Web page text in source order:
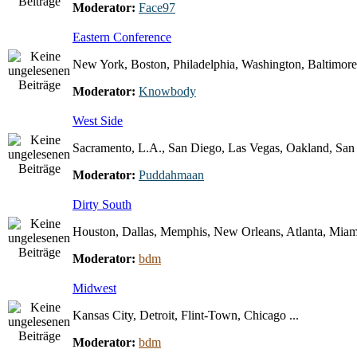
Moderator: Face97
Eastern Conference
New York, Boston, Philadelphia, Washington,
Moderator: Knowbody
West Side
Sacramento, L.A., San Diego, Las Vegas, Oakland,
Moderator: Puddahmaan
Dirty South
Houston, Dallas, Memphis, New Orleans, Atlanta,
Moderator: bdm
Midwest
Kansas City, Detroit, Flint-Town, Chicago ...
Moderator: bdm